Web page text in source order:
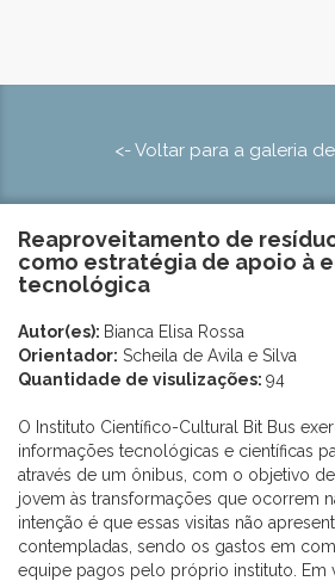
<- Voltar para a galeria
Reaproveitamento de
como estratégia de apoio à
tecnológica
Autor(es): Bianca Elisa Rossa
Orientador: Scheila de Avila e Silva
Quantidade de visulizações: 94
O Instituto Científico-Cultural Bit Bus
informações tecnológicas e científicas
através de um ônibus, com o objetivo
jovem às transformações que ocorrem
intenção é que essas visitas não
contempladas, sendo os gastos em
equipe pagos pelo próprio instituto. Em